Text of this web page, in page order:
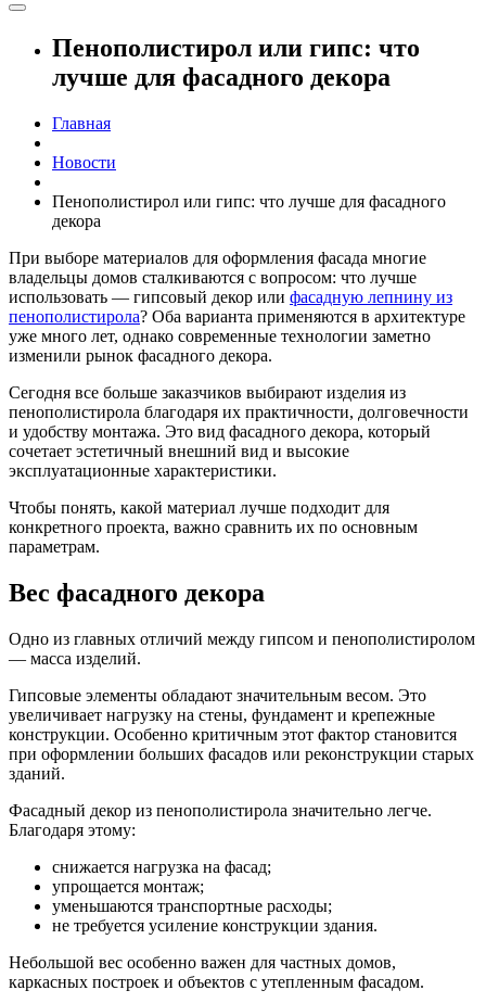
Пенополистирол или гипс: что
лучше для фасадного декора
Главная
Новости
Пенополистирол или гипс: что лучше для фасадного
декора
При выборе материалов для оформления фасада многие
владельцы домов сталкиваются с вопросом: что лучше
использовать — гипсовый декор или фасадную лепнину из
пенополистирола? Оба варианта применяются в архитектуре
уже много лет, однако современные технологии заметно
изменили рынок фасадного декора.
Сегодня все больше заказчиков выбирают изделия из
пенополистирола благодаря их практичности, долговечности
и удобству монтажа. Это вид фасадного декора, который
сочетает эстетичный внешний вид и высокие
эксплуатационные характеристики.
Чтобы понять, какой материал лучше подходит для
конкретного проекта, важно сравнить их по основным
параметрам.
Вес фасадного декора
Одно из главных отличий между гипсом и пенополистиролом
— масса изделий.
Гипсовые элементы обладают значительным весом. Это
увеличивает нагрузку на стены, фундамент и крепежные
конструкции. Особенно критичным этот фактор становится
при оформлении больших фасадов или реконструкции старых
зданий.
Фасадный декор из пенополистирола значительно легче.
Благодаря этому:
снижается нагрузка на фасад;
упрощается монтаж;
уменьшаются транспортные расходы;
не требуется усиление конструкции здания.
Небольшой вес особенно важен для частных домов,
каркасных построек и объектов с утепленным фасадом.